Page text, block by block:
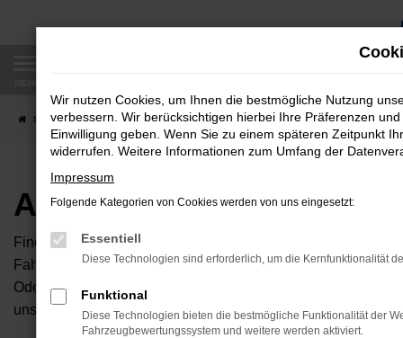
Zum
Startseite Fahrzeugangebote Autobörse
Autobörse
Finden Sie Ihren neuen Traumwagen bei uns. Dafür haben
Fahrzeuge an, die bei uns auf dem Hof stehen. Dann
Oder Sie klicken auf den Button Autobörse und Sie haben
unserem Händlernetzwerk. Diese Fahrzeuge können wir
Wir nutzen Cookies, um Ihnen die bestmögliche Nutzung
verbessern. Wir berücksichtigen hierbei Ihre Präferenzen
Einwilligung geben. Wenn Sie zu einem späteren Zeitpunkt
widerrufen. Weitere Informationen zum Umfang der
Impressum
Folgende Kategorien von Cookies werden von uns eingesetzt:
Essentiell
Diese Technologien sind erforderlich, um die Kernfunktionalität
Funktional
Diese Technologien bieten die bestmögliche Funktionalität der
Fahrzeugbewertungssystem und weitere werden aktiviert.